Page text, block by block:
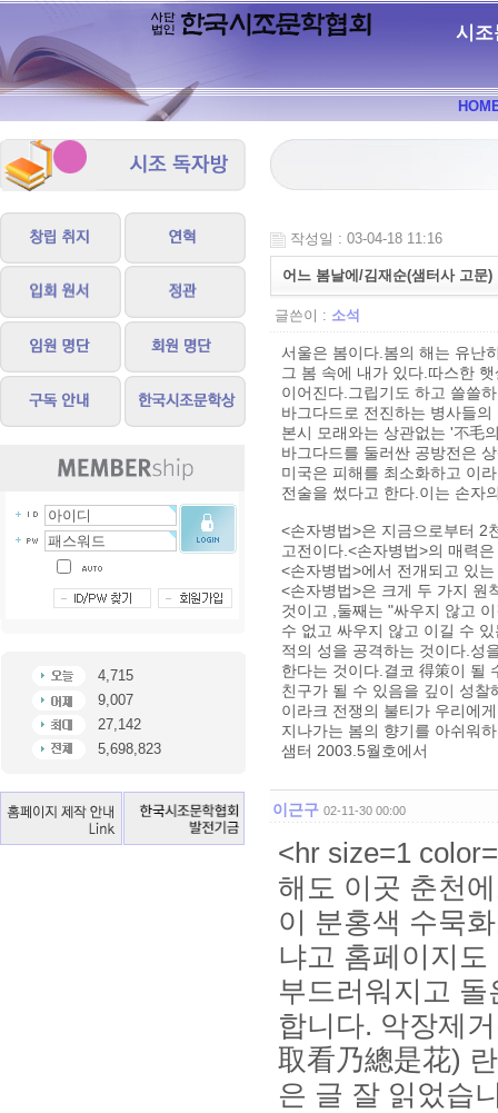
시조
4,715
9,007
27,142
5,698,823
작성일 : 03-04-18 11:16
어느 봄날에/김재순(샘터사 고문)
글쓴이 : 소석
서울은 봄이다.봄의 해는 유난
그 봄 속에 내가 있다.따스한
이어진다.그립기도 하고 쓸쓸
바그다드로 전진하는 병사들
본시 모래와는 상관없는 '不毛
바그다드를 둘러싼 공방전은
미국은 피해를 최소화하고 이
전술을 썼다고 한다.이는 손자
<손자병법>은 지금으로부터 2
고전이다.<손자병법>의 매력
<손자병법>에서 전개되고 있
<손자병법>은 크게 두 가지 원
것이고 ,둘째는 "싸우지 않고
수 없고 싸우지 않고 이길 수
적의 성을 공격하는 것이다.성
한다는 것이다.결코 得策이 될
친구가 될 수 있음을 깊이 성찰
이라크 전쟁의 불티가 우리에
지나가는 봄의 향기를 아쉬워
샘터 2003.5월호에서
이근구 02-11-30 00:00
<hr size=1
해도 이곳 춘천
이 분홍색 수묵
냐고 홈페이지
부드러워지고
합니다. 악장제
取看乃總是花)
은 글 잘 읽었습